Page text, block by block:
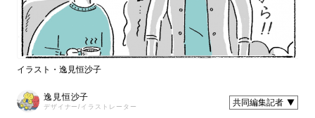
イラスト・逸見恒沙子
逸見恒沙子
デザイナー/イラストレーター 共同編集記者